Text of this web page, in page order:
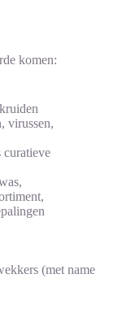
komen:
virussen,
curatieve
(met name